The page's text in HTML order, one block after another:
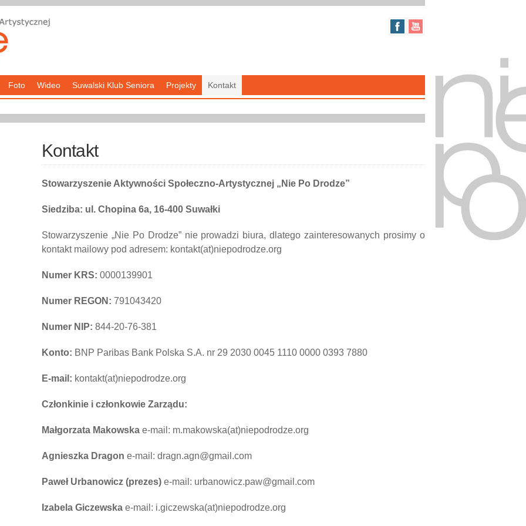
Foto Wideo Suwalski Klub Seniora Projekty Kontakt
Kontakt
Stowarzyszenie Aktywności Społeczno-Artystycznej „Nie Po Drodze”
Siedziba: ul. Chopina 6a, 16-400 Suwałki
Stowarzyszenie „Nie Po Drodze” nie prowadzi biura, dlatego zainteresowanych prosimy o
kontakt mailowy pod adresem: kontakt(at)niepodrodze.org
Numer KRS: 0000139901
Numer REGON: 791043420
Numer NIP: 844-20-76-381
Konto: BNP Paribas Bank Polska S.A. nr 29 2030 0045 1110 0000 0393 7880
E-mail: kontakt(at)niepodrodze.org
Członkinie i członkowie Zarządu:
Małgorzata Makowska e-mail: m.makowska(at)niepodrodze.org
Agnieszka Dragon e-mail: dragn.agn@gmail.com
Paweł Urbanowicz (prezes) e-mail: urbanowicz.paw@gmail.com
Izabela Giczewska e-mail: i.giczewska(at)niepodrodze.org